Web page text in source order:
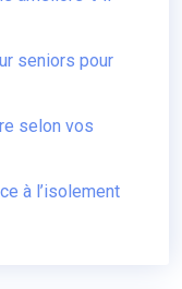
seniors pour
selon vos
à l’isolement